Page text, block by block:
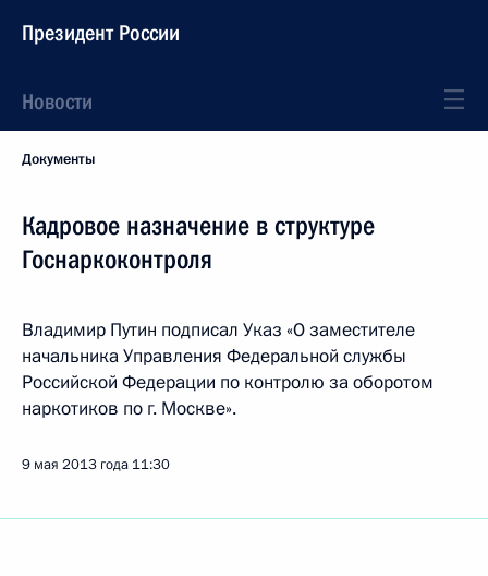
Президент России
Новости
Документы
Кадровое назначение в структуре
Госнаркоконтроля
Владимир Путин подписал Указ «О заместителе
начальника Управления Федеральной службы
Российской Федерации по контролю за оборотом
наркотиков по г. Москве».
9 мая 2013 года 11:30